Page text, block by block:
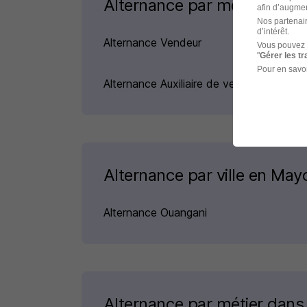
Alternance par métiers
Alternance Vendeur
Alternance Auxiliaire de vente
Alternance par ville en
Alternance Ouangani
afin
Nos
d’intérêt.
Vous
"Gérer les
Pour en